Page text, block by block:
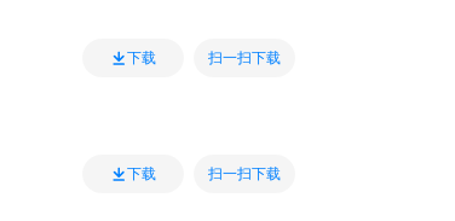
下载 扫一扫下载
下载 扫一扫下载